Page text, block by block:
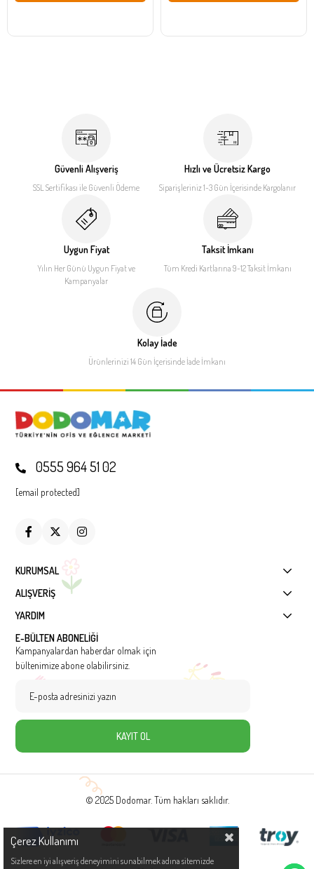
Güvenli Alışveriş
SSL Sertifikası ile Güvenli Ödeme
Hızlı ve Ücretsiz Kargo
Siparişleriniz 1-3 Gün İçerisinde Kargolanır
Uygun Fiyat
Yılın Her Günü Uygun Fiyatve
Kampanyalar
Taksit İmkanı
Tüm Kredi Kartlarına 9-12Taksit İmkanı
Kolay İade
Ürünlerinizi 14 Gün İçerisinde İade İmkanı
0555 964 51 02
[email protected]
KURUMSAL
ALIŞVERİŞ
YARDIM
E-BÜLTEN ABONELİĞİ
Kampanyalardan haberdar olmak için
bültenimize abone olabilirsiniz.
KAYIT OL
© 2025 Dodomar. Tüm hakları saklıdır.
Çerez Kullanımı
Sizlere en iyi alışveriş deneyimini sunabilmek adına sitemizde